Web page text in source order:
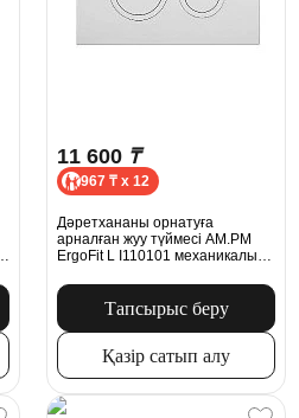
11 600 ₸
967 ₸ x 12
Дәретхананы орнатуға
арналған жуу түймесі AM.PM
ErgoFit L I110101 механикалық
Тапсырыс беру
Қазір сатып алу